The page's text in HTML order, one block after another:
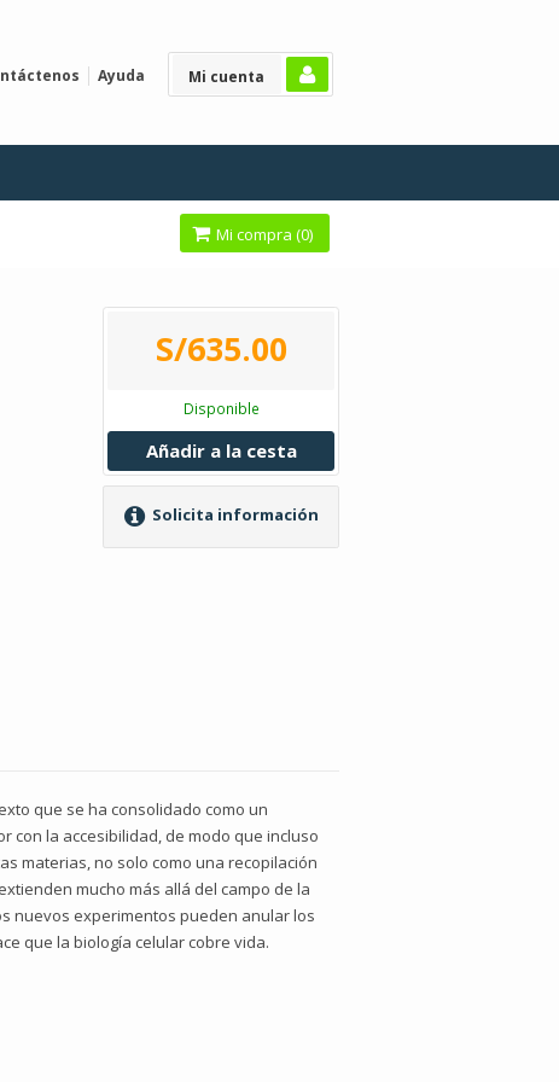
Mi cuenta
Ayuda
Mi compra (0)
S/635.00
Disponible
Añadir a la cesta
Solicita información
que se ha consolidado como un
con la accesibilidad, de modo que incluso
materias, no solo como una recopilación
mucho más allá del campo de la
nuevos experimentos pueden anular los
que la biología celular cobre vida.